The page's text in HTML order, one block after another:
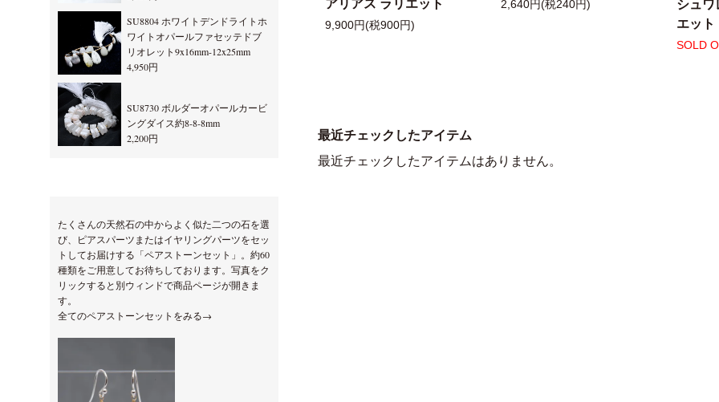
アリアス ラリエット
9,900円(税900円)
2,640円(税240円)
シュワ
エット
SOLD
最近チェックしたアイテム
最近チェックしたアイテムはありません。
SU8804 ホワイトデンドライトホ
ワイトオパールファセッテドブ
リオレット9x16mm-12x25mm
4,950円
SU8730 ボルダーオパールカービ
ングダイス約8-8-8mm
2,200円
たくさんの天然石の中からよく似た二つの石を選
び、ピアスパーツまたはイヤリングパーツをセッ
トしてお届けする「ペアストーンセット」。約60
種類をご用意してお待ちしております。写真をク
リックすると別ウィンドで商品ページが開きま
す。
全てのペアストーンセットをみる→